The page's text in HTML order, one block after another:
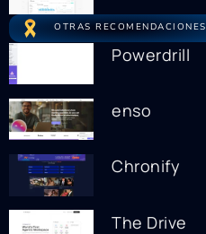
OTRAS RECOMENDACIONES
Powerdrill
enso
Chronify
The Drive